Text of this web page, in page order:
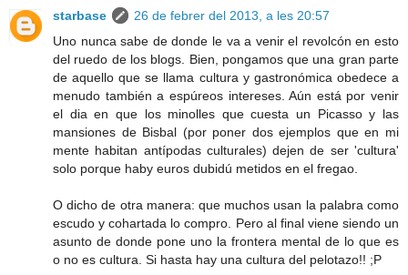
starbase
26 de febrer del 2013, a les 20:57
Uno nunca sabe de donde le va a venir el revolcón en esto
del ruedo de los blogs. Bien, pongamos que una gran parte
de aquello que se llama cultura y gastronómica obedece a
menudo también a espúreos intereses. Aún está por venir
el dia en que los minolles que cuesta un Picasso y las
mansiones de Bisbal (por poner dos ejemplos que en mi
mente habitan antípodas culturales) dejen de ser 'cultura'
solo porque haby euros dubidú metidos en el fregao.
O dicho de otra manera: que muchos usan la palabra como
escudo y cohartada lo compro. Pero al final viene siendo un
asunto de donde pone uno la frontera mental de lo que es
o no es cultura. Si hasta hay una cultura del pelotazo!! ;P